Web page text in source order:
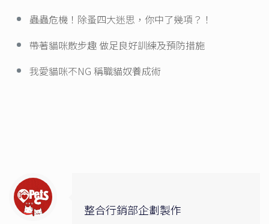
蟲蟲危機！除蚤四大迷思，你中了幾項？！
帶著貓咪散步趣 做足良好訓練及預防措施
我愛貓咪不NG 稱職貓奴養成術
整合行銷部企劃製作